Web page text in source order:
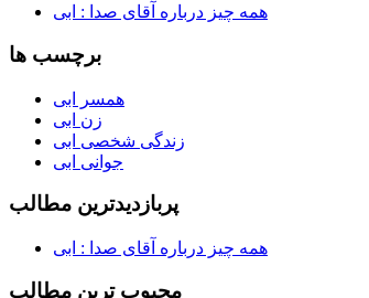
همه چیز درباره آقای صدا : ابی
برچسب ها
همسر ابی
زن ابی
زندگی شخصی ابی
جوانی ابی
پربازديدترين مطالب
همه چیز درباره آقای صدا : ابی
محبوب ترين مطالب